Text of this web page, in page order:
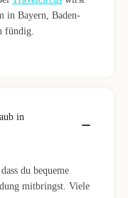
in Bayern, Baden-
fündig.
in
du bequeme
mitbringst. Viele